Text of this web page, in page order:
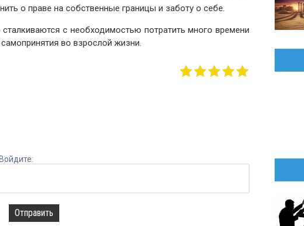
о праве на собственные границы и заботу о себе.
с необходимостью потратить много времени
во взрослой жизни.
Войдите:
Отправить